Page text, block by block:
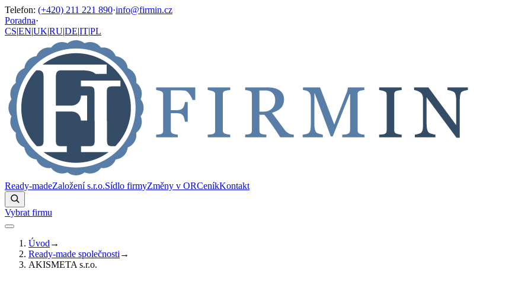
Telefon: (+420) 211 221 890·info@firmin.cz
Poradna·
CS|EN|UK|RU|DE|IT|PL
Ready-madeZaložení s.r.o.Sídlo firmyZměny v ORCeníkKontakt
Vybrat firmu
Úvod →
Ready-made společnosti →
AKISMETA s.r.o.